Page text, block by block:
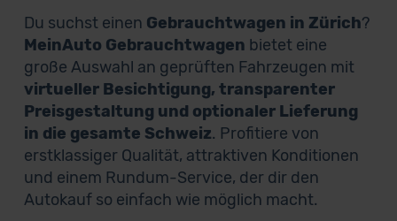
Du suchst einen Gebrauchtwagen in Zürich?
MeinAuto Gebrauchtwagen bietet eine
große Auswahl an geprüften Fahrzeugen mit
virtueller Besichtigung, transparenter
Preisgestaltung und optionaler Lieferung
in die gesamte Schweiz. Profitiere von
erstklassiger Qualität, attraktiven Konditionen
und einem Rundum-Service, der dir den
Autokauf so einfach wie möglich macht.